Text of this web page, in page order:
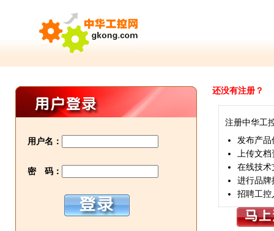
用户名：
密 码：
还没有注册？
注册中华工
发布产品
上传文档
在线技术
进行品牌
招聘工控